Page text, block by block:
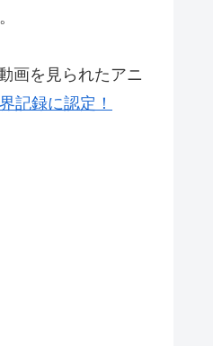
画を見られたアニ
記録に認定！